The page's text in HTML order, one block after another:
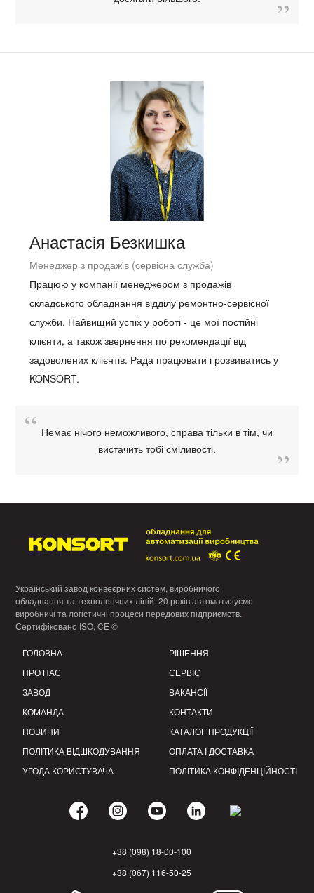
Анастасія Безкишка
Менеджер з продажів (сервісна служба)
Працюю у компанії менеджером з продажів
складського обладнання відділу ремонтно-сервісної
служби. Найвищий успіх у роботі - це мої постійні
клієнти, а також звернення по рекомендації від
задоволених клієнтів. Рада працювати і розвиватись у
KONSORT.
Немає нічого неможливого, справа тільки в тім, чи
вистачить тобі сміливості.
Український завод конвеєрних систем, виробничого
обладнання та технологічних ліній. 20 років автоматизуємо
виробничі та логістичні процеси передових підприємств.
Сертифіковано ISO, CE ©
ГОЛОВНА
ПРО НАС
ЗАВОД
КОМАНДА
НОВИНИ
ПОЛІТИКА ВІДШКОДУВАННЯ
УГОДА КОРИСТУВАЧА
РІШЕННЯ
СЕРВІС
ВАКАНСІЇ
КОНТАКТИ
КАТАЛОГ ПРОДУКЦІЇ
ОПЛАТА І ДОСТАВКА
ПОЛІТИКА КОНФІДЕНЦІЙНОСТІ
+38 (098) 18-00-100
+38 (067) 116-50-25